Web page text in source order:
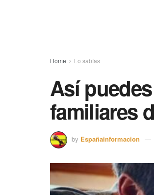
Home Lo sabías
Así
familiares
by Españainformacion